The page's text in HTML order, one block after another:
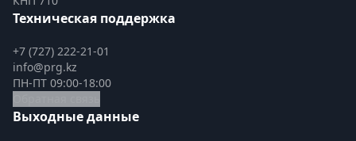
Техническая поддержка
+7 (727) 222-21-01
info@prg.kz
ПН-ПТ 09:00-18:00
Выходные данные